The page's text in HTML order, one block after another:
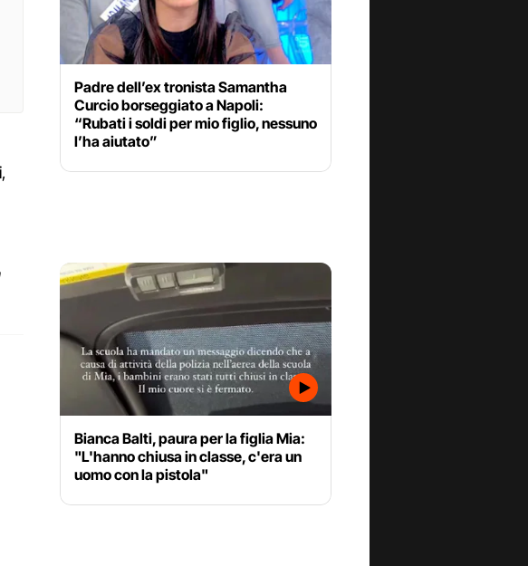
Padre dell’ex tronista Samantha
Curcio borseggiato a Napoli:
“Rubati i soldi per mio figlio, nessuno
l’ha aiutato”
Bianca Balti, paura per la figlia Mia:
"L'hanno chiusa in classe, c'era un
uomo con la pistola"